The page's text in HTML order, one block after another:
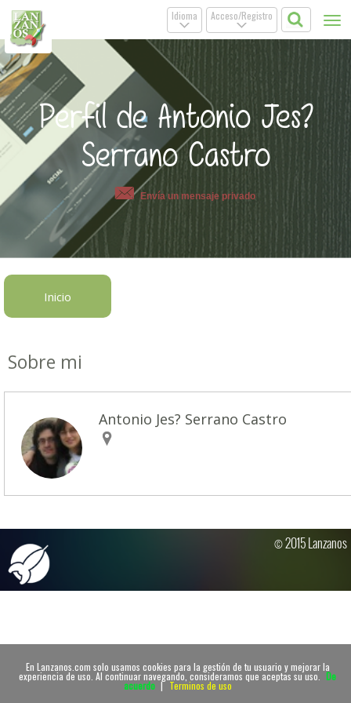
En Lanzanos.com solo usamos cookies para la gestión de tu usuario y mejorar la
experiencia de uso. Al continuar navegando, consideramos que aceptas su uso. De
acuerdo | Terminos de uso
Acceso/Registro
.
Idioma
.
Perfil de Antonio Jes?
Serrano Castro
Envía un mensaje privado
Inicio
Sobre mi
Antonio Jes? Serrano Castro
© 2015 Lanzanos